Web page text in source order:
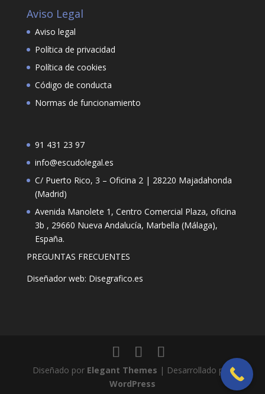
Aviso Legal
Aviso legal
Política de privacidad
Política de cookies
Código de conducta
Normas de funcionamiento
91 431 23 97
info@escudolegal.es
C/ Puerto Rico, 3 – Oficina 2 | 28220 Majadahonda
(Madrid)
Avenida Manolete 1, Centro Comercial Plaza, oficina
3b , 29660 Nueva Andalucía, Marbella (Málaga),
España.
PREGUNTAS FRECUENTES
Diseñador web: Disegrafico.es
Diseñado por Elegant Themes | Desarrollado por
WordPress